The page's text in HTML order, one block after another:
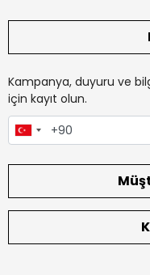
Kampanya, duyuru ve
için kayıt olun.